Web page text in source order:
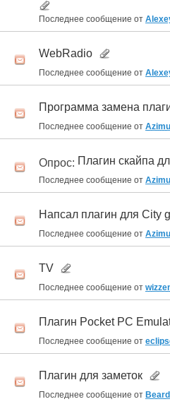
Последнее сообщение от
WebRadio
Последнее сообщение от
Программа замена
Последнее сообщение от
Опрос: Плагин скайпа
Последнее сообщение от
Напсал плагин для Сity
Последнее сообщение от
TV
Последнее сообщение от
Плагин Pocket PC
Последнее сообщение от
Плагин для заметок
Последнее сообщение от Beard